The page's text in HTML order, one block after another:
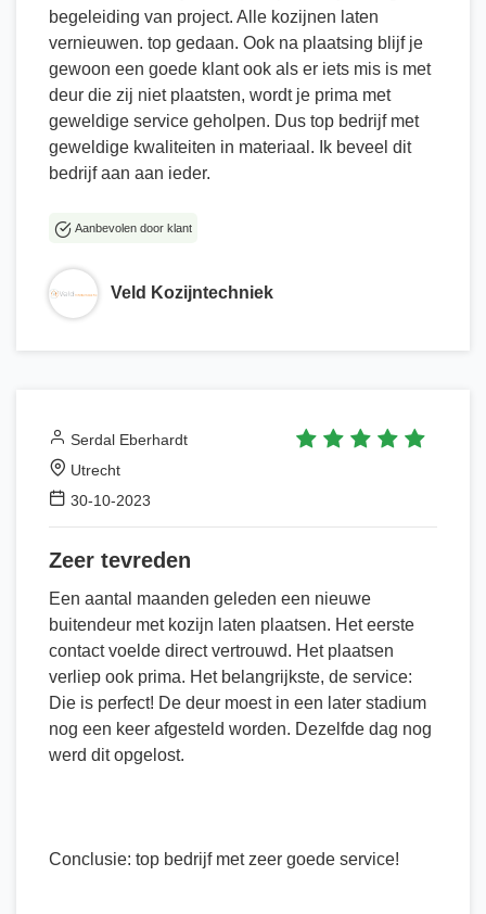
begeleiding van project. Alle kozijnen laten
vernieuwen. top gedaan. Ook na plaatsing blijf je
gewoon een goede klant ook als er iets mis is met
deur die zij niet plaatsten, wordt je prima met
geweldige service geholpen. Dus top bedrijf met
geweldige kwaliteiten in materiaal. Ik beveel dit
bedrijf aan aan ieder.
Veld Kozijntechniek
Aanbevolen door klant
Serdal Eberhardt
Utrecht
30-10-2023
Zeer tevreden
Een aantal maanden geleden een nieuwe
buitendeur met kozijn laten plaatsen. Het eerste
contact voelde direct vertrouwd. Het plaatsen
verliep ook prima. Het belangrijkste, de service:
Die is perfect! De deur moest in een later stadium
nog een keer afgesteld worden. Dezelfde dag nog
werd dit opgelost.
Conclusie: top bedrijf met zeer goede service!